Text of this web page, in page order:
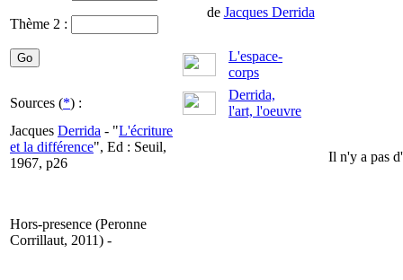
Thème 2 :
de Jacques Derrida
L'espace-
corps
Sources (*) :
Derrida,
l'art, l'oeuvre
Jacques Derrida - "L'écriture
et la différence", Ed : Seuil,
1967, p26
Hors-presence (Peronne
Corrillaut, 2011) -
Il n'y a pas